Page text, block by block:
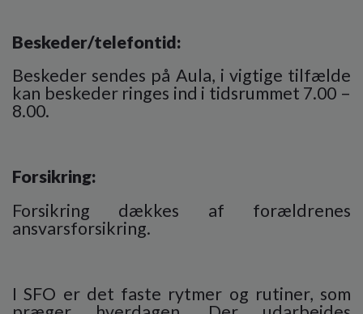
Beskeder/telefontid:
Beskeder sendes på Aula, i vigtige tilfælde
kan beskeder ringes ind i tidsrummet 7.00 –
8.00.
Forsikring:
Forsikring dækkes af forældrenes
ansvarsforsikring.
I SFO er det faste rytmer og rutiner, som